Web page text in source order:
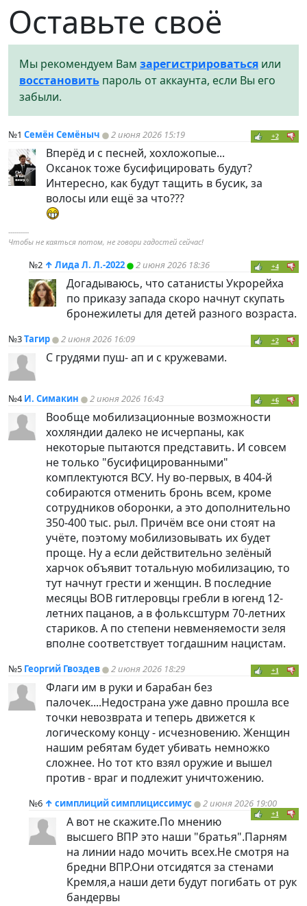
Оставьте своё
Мы рекомендуем Вам зарегистрироваться или
восстановить пароль от аккаунта, если Вы его
забыли.
№1 Семён Семёныч 2 июня 2026 15:19 +2
Вперёд и с песней, хохложопые...
Оксанок тоже бусифицировать будут?
Интересно, как будут тащить в бусик, за
волосы или ещё за что???
----------
Чтобы не каяться потом, не говори гадостей сейчас!
№2 ↑ Лида Л. Л.-2022 2 июня 2026 18:36 +4
Догадываюсь, что сатанисты Укрорейха
по приказу запада скоро начнут скупать
бронежилеты для детей разного возраста.
№3Тагир 2 июня 2026 16:09 +2
С грудями пуш- ап и с кружевами.
№4И. Симакин 2 июня 2026 16:43 +6
Вообще мобилизационные возможности
хохляндии далеко не исчерпаны, как
некоторые пытаются представить. И совсем
не только "бусифицированными"
комплектуются ВСУ. Ну во-первых, в 404-й
собираются отменить бронь всем, кроме
сотрудников оборонки, а это дополнительно
350-400 тыс. рыл. Причём все они стоят на
учёте, поэтому мобилизовывать их будет
проще. Ну а если действительно зелёный
харчок объявит тотальную мобилизацию, то
тут начнут грести и женщин. В последние
месяцы ВОВ гитлеровцы гребли в югенд 12-
летних пацанов, а в фольксштурм 70-летних
стариков. А по степени невменяемости зеля
вполне соответствует тогдашним нацистам.
№5 Георгий Гвоздев 2 июня 2026 18:29 +1
Флаги им в руки и барабан без
палочек....Недострана уже давно прошла все
точки невозврата и теперь движется к
логическому концу - исчезновению. Женщин
нашим ребятам будет убивать немножко
сложнее. Но тот кто взял оружие и вышел
против - враг и подлежит уничтожению.
№6 ↑ симплиций симплициссимус 2 июня 2026 19:00
+1
А вот не скажите.По мнению
высшего ВПР это наши "братья".Парням
на линии надо мочить всех.Не смотря на
бредни ВПР.Они отсидятся за стенами
Кремля,а наши дети будут погибать от рук
бандервы